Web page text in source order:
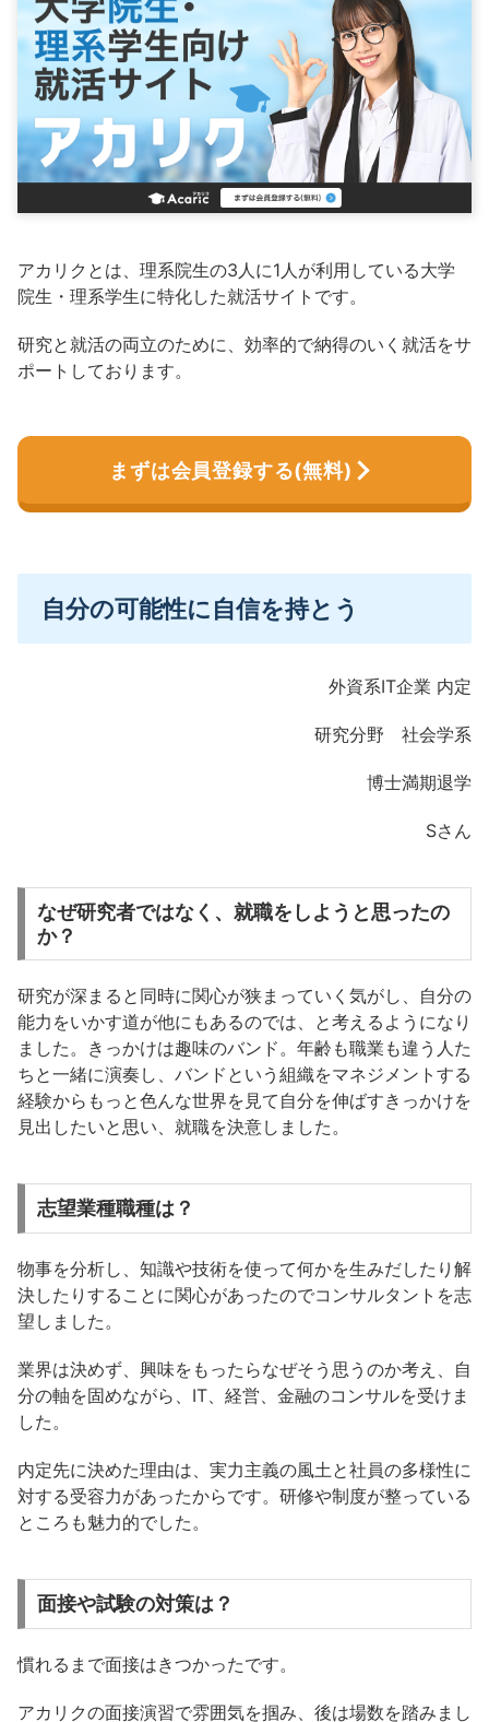
アカリクとは、理系院生の3人に1人が利用している大学
院生・理系学生に特化した就活サイトです。
研究と就活の両立のために、効率的で納得のいく就活をサ
ポートしております。
まずは会員登録する(無料)
自分の可能性に自信を持とう
外資系IT企業 内定
研究分野 社会学系
博士満期退学
Sさん
なぜ研究者ではなく、就職をしようと思ったの
か？
研究が深まると同時に関心が狭まっていく気がし、自分の
能力をいかす道が他にもあるのでは、と考えるようになり
ました。きっかけは趣味のバンド。年齢も職業も違う人た
ちと一緒に演奏し、バンドという組織をマネジメントする
経験からもっと色んな世界を見て自分を伸ばすきっかけを
見出したいと思い、就職を決意しました。
志望業種職種は？
物事を分析し、知識や技術を使って何かを生みだしたり解
決したりすることに関心があったのでコンサルタントを志
望しました。
業界は決めず、興味をもったらなぜそう思うのか考え、自
分の軸を固めながら、IT、経営、金融のコンサルを受けま
した。
内定先に決めた理由は、実力主義の風土と社員の多様性に
対する受容力があったからです。研修や制度が整っている
ところも魅力的でした。
面接や試験の対策は？
慣れるまで面接はきつかったです。
アカリクの面接演習で雰囲気を掴み、後は場数を踏みまし